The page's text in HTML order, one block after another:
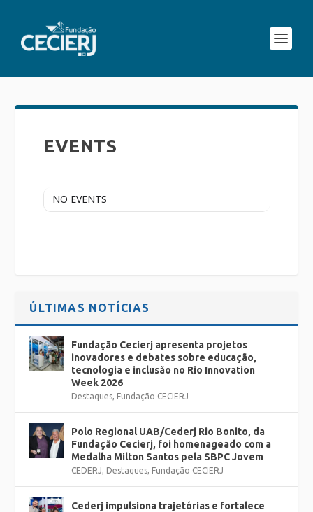
EVENTS
NO EVENTS
ÚLTIMAS NOTÍCIAS
Fundação Cecierj apresenta projetos
inovadores e debates sobre educação,
tecnologia e inclusão no Rio Innovation
Week 2026
Destaques, Fundação CECIERJ
Polo Regional UAB/Cederj Rio Bonito, da
Fundação Cecierj, foi homenageado com a
Medalha Milton Santos pela SBPC Jovem
CEDERJ, Destaques, Fundação CECIERJ
Cederj impulsiona trajetórias e fortalece